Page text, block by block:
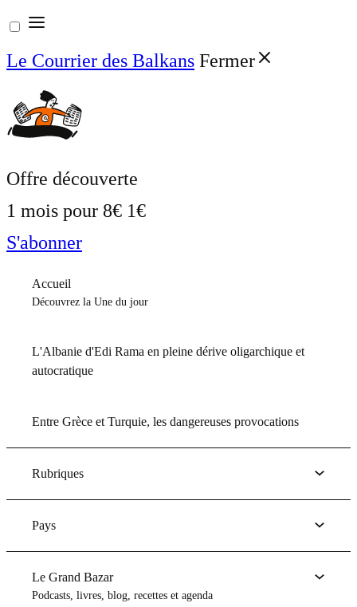
Aller
au
contenu
Le Courrier des Balkans Fermer
Offre découverte
1 mois pour 8€ 1€
S'abonner
Accueil
Découvrez la Une du jour
L'Albanie d'Edi Rama en pleine dérive oligarchique et
autocratique
Entre Grèce et Turquie, les dangereuses provocations
Rubriques
Pays
Le Grand Bazar
Podcasts, livres, blog, recettes et agenda